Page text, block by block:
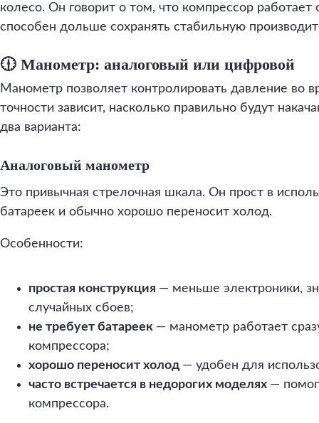
колесо. Он говорит о том, что компрессор работает
способен дольше сохранять стабильную
🕧 Манометр: аналоговый или цифровой
Манометр позволяет контролировать давление во
точности зависит, насколько правильно будут
два варианта:
Аналоговый манометр
Это привычная стрелочная шкала. Он прост в
батареек и обычно хорошо переносит холод.
Особенности:
простая конструкция — меньше электроники,
случайных сбоев;
не требует батареек — манометр работает
компрессора;
хорошо переносит холод — удобен для
часто встречается в недорогих моделях —
компрессора.